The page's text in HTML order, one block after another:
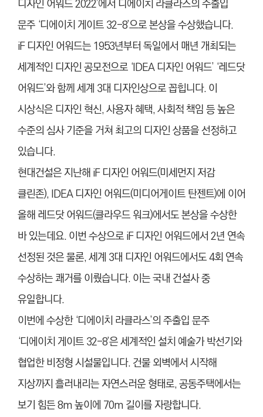
디자인 어워드 2022’에서 디에이치 라클라스의 주출입
문주 ‘디에이치 게이트 32-8’으로 본상을 수상했습니다.
iF 디자인 어워드는 1953년부터 독일에서 매년 개최되는
세계적인 디자인 공모전으로 ‘IDEA 디자인 어워드’ ‘레드닷
어워드’와 함께 세계 3대 디자인상으로 꼽힙니다. 이
시상식은 디자인 혁신, 사용자 혜택, 사회적 책임 등 높은
수준의 심사 기준을 거쳐 최고의 디자인 상품을 선정하고
있습니다.
현대건설은 지난해 iF 디자인 어워드(미세먼지 저감
클린존), IDEA 디자인 어워드(미디어게이트 탄젠트)에 이어
올해 레드닷 어워드(클라우드 워크)에서도 본상을 수상한
바 있는데요. 이번 수상으로 iF 디자인 어워드에서 2년 연속
선정된 것은 물론, 세계 3대 디자인 어워드에서도 4회 연속
수상하는 쾌거를 이뤘습니다. 이는 국내 건설사 중
유일합니다.
이번에 수상한 ‘디에이치 라클라스’의 주출입 문주
‘디에이치 게이트 32-8’은 세계적인 설치 예술가 박선기와
협업한 비정형 시설물입니다. 건물 외벽에서 시작해
지상까지 흘러내리는 자연스러운 형태로, 공동주택에서는
보기 힘든 8m 높이에 70m 길이를 자랑합니다.